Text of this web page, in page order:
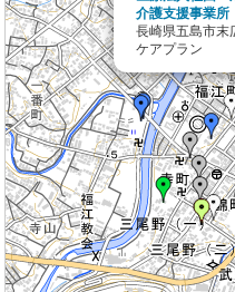
介護支援事業所
長崎県五島市末
ケアプラン